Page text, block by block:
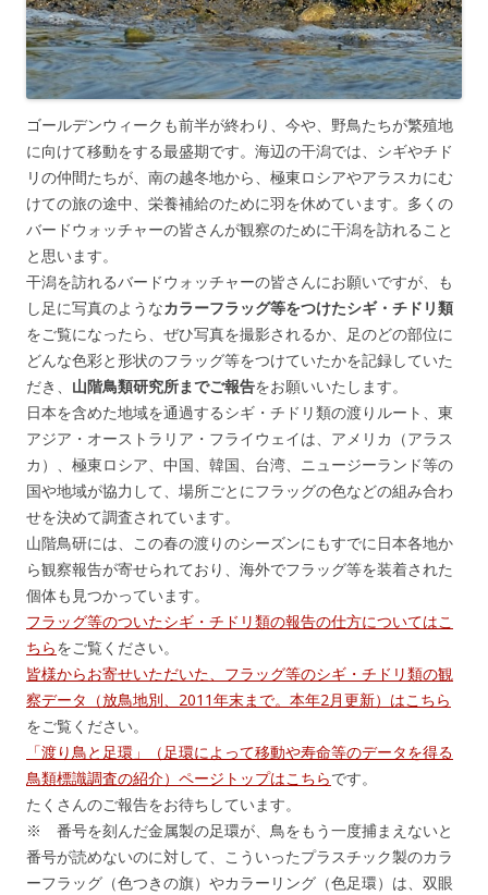
ゴールデンウィークも前半が終わり、今や、野鳥たちが繁殖地
に向けて移動をする最盛期です。海辺の干潟では、シギやチド
リの仲間たちが、南の越冬地から、極東ロシアやアラスカにむ
けての旅の途中、栄養補給のために羽を休めています。多くの
バードウォッチャーの皆さんが観察のために干潟を訪れること
と思います。
干潟を訪れるバードウォッチャーの皆さんにお願いですが、も
し足に写真のようなカラーフラッグ等をつけたシギ・チドリ類
をご覧になったら、ぜひ写真を撮影されるか、足のどの部位に
どんな色彩と形状のフラッグ等をつけていたかを記録していた
だき、 山階鳥類研究所までご報告をお願いいたします。
日本を含めた地域を通過するシギ・チドリ類の渡りルート、東
アジア・オーストラリア・フライウェイは、アメリカ（アラス
カ）、極東ロシア、中国、韓国、台湾、ニュージーランド等の
国や地域が協力して、場所ごとにフラッグの色などの組み合わ
せを決めて調査されています。
山階鳥研には、この春の渡りのシーズンにもすでに日本各地か
ら観察報告が寄せられており、海外でフラッグ等を装着された
個体も見つかっています。
フラッグ等のついたシギ・チドリ類の報告の仕方についてはこ
ちらをご覧ください。
皆様からお寄せいただいた、フラッグ等のシギ・チドリ類の観
察データ（放鳥地別、2011年末まで。本年2月更新）はこちら
をご覧ください。
「渡り鳥と足環」（足環によって移動や寿命等のデータを得る
鳥類標識調査の紹介）ページトップはこちらです。
たくさんのご報告をお待ちしています。
※ 番号を刻んだ金属製の足環が、鳥をもう一度捕まえないと
番号が読めないのに対して、こういったプラスチック製のカラ
ーフラッグ（色つきの旗）やカラーリング（色足環）は、双眼